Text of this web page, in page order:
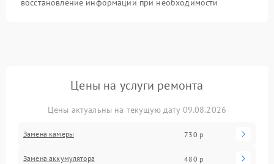
восстановление информации при необходимости
Цены на услуги ремонта
Цены актуальны на текущую дату 09.08.2026
Замена камеры 730 р
Замена аккумулятора 480 р